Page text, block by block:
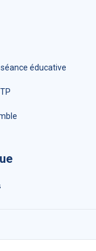
séance éducative